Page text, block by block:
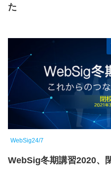
た
WebSig24/7
WebSig冬期講習2020、